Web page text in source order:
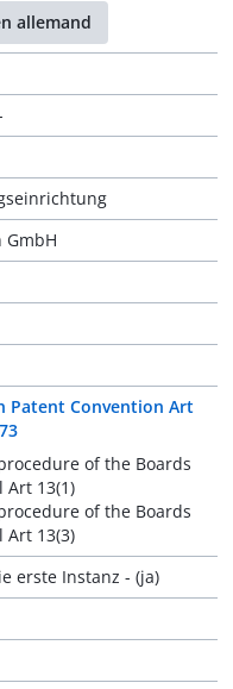
allemand
GmbH
Patent Convention Art
of the Boards
Art 13(1)
of the Boards
Art 13(3)
erste Instanz - (ja)